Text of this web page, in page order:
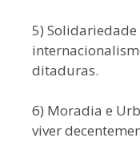
5)
ditaduras.
6) Moradia e
viver